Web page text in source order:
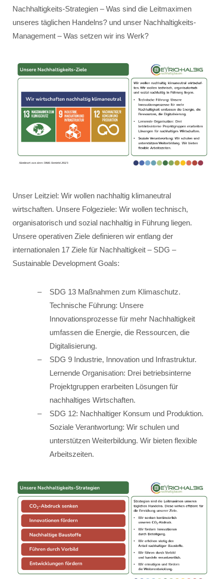
Nachhaltigkeits-Strategien – Was sind die Leitmaximen
unseres täglichen Handelns? und unser Nachhaltigkeits-
Management – Was setzen wir ins Werk?
Unser Leitziel: Wir wollen nachhaltig klimaneutral
wirtschaften. Unsere Folgeziele: Wir wollen technisch,
organisatorisch und sozial nachhaltig in Führung liegen.
Unsere operativen Ziele definieren wir entlang der
internationalen 17 Ziele für Nachhaltigkeit – SDG –
Sustainable Development Goals:
SDG 13 Maßnahmen zum Klimaschutz.
Technische Führung: Unsere
Innovationsprozesse für mehr Nachhaltigkeit
umfassen die Energie, die Ressourcen, die
Digitalisierung.
SDG 9 Industrie, Innovation und Infrastruktur.
Lernende Organisation: Drei betriebsinterne
Projektgruppen erarbeiten Lösungen für
nachhaltiges Wirtschaften.
SDG 12: Nachhaltiger Konsum und Produktion.
Soziale Verantwortung: Wir schulen und
unterstützen Weiterbildung. Wir bieten flexible
Arbeitszeiten.